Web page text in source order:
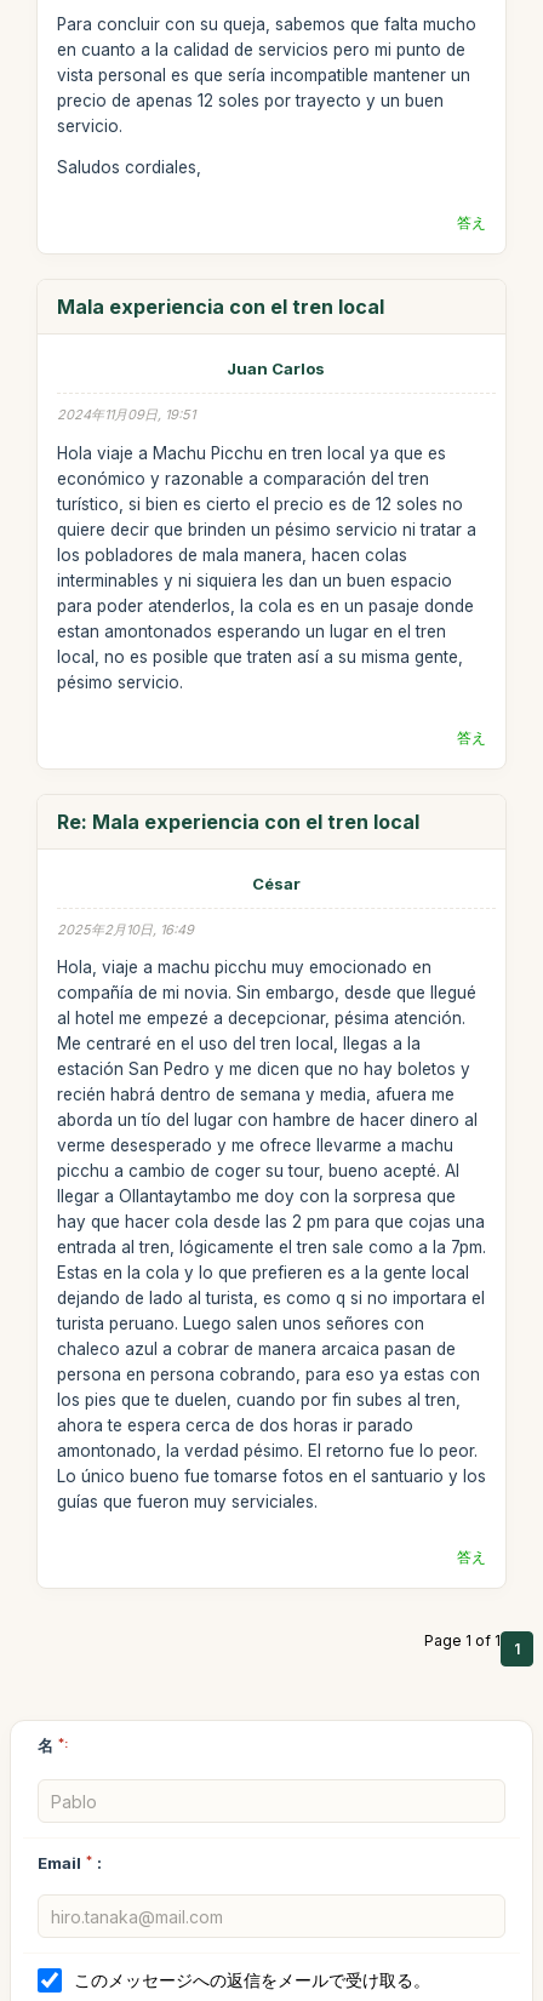
Para concluir con su queja, sabemos que falta mucho
en cuanto a la calidad de servicios pero mi punto de
vista personal es que sería incompatible mantener un
precio de apenas 12 soles por trayecto y un buen
servicio.
Saludos cordiales,
答え
Mala experiencia con el tren local
Juan Carlos
2024年11月09日, 19:51
Hola viaje a Machu Picchu en tren local ya que es
económico y razonable a comparación del tren
turístico, si bien es cierto el precio es de 12 soles no
quiere decir que brinden un pésimo servicio ni tratar a
los pobladores de mala manera, hacen colas
interminables y ni siquiera les dan un buen espacio
para poder atenderlos, la cola es en un pasaje donde
estan amontonados esperando un lugar en el tren
local, no es posible que traten así a su misma gente,
pésimo servicio.
答え
Re: Mala experiencia con el tren local
César
2025年2月10日, 16:49
Hola, viaje a machu picchu muy emocionado en
compañía de mi novia. Sin embargo, desde que llegué
al hotel me empezé a decepcionar, pésima atención.
Me centraré en el uso del tren local, llegas a la
estación San Pedro y me dicen que no hay boletos y
recién habrá dentro de semana y media, afuera me
aborda un tío del lugar con hambre de hacer dinero al
verme desesperado y me ofrece llevarme a machu
picchu a cambio de coger su tour, bueno acepté. Al
llegar a Ollantaytambo me doy con la sorpresa que
hay que hacer cola desde las 2 pm para que cojas una
entrada al tren, lógicamente el tren sale como a la 7pm.
Estas en la cola y lo que prefieren es a la gente local
dejando de lado al turista, es como q si no importara el
turista peruano. Luego salen unos señores con
chaleco azul a cobrar de manera arcaica pasan de
persona en persona cobrando, para eso ya estas con
los pies que te duelen, cuando por fin subes al tren,
ahora te espera cerca de dos horas ir parado
amontonado, la verdad pésimo. El retorno fue lo peor.
Lo único bueno fue tomarse fotos en el santuario y los
guías que fueron muy serviciales.
答え
Page 1 of 1 1
名 *:
Email * :
このメッセージへの返信をメールで受け取る。